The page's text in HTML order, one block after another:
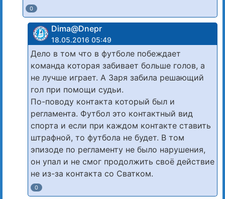
0
Dima@Dnepr
18.05.2016 05:49
Дело в том что в футболе побеждает
команда которая забивает больше голов, а
не лучше играет. А Заря забила решающий
гол при помощи судьи.
По-поводу контакта который был и
регламента. Футбол это контактный вид
спорта и если при каждом контакте ставить
штрафной, то футбола не будет. В том
эпизоде по регламенту не было нарушения,
он упал и не смог продолжить своё действие
не из-за контакта со Сватком.
0